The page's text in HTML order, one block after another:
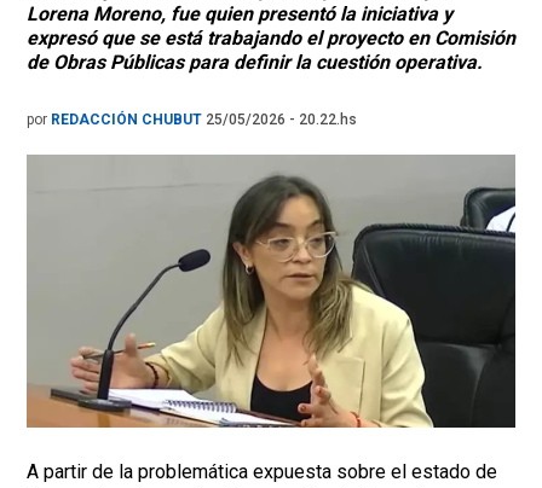
Lorena Moreno, fue quien presentó la iniciativa y
expresó que se está trabajando el proyecto en Comisión
de Obras Públicas para definir la cuestión operativa.
por REDACCIÓN CHUBUT 25/05/2026 - 20.22.hs
A partir de la problemática expuesta sobre el estado de